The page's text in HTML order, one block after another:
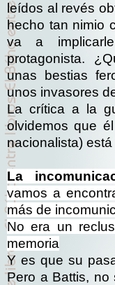
leídos al revés
hecho tan nimio
va a
protagonista.
unas bestias
unos invasores
La crítica a la
olvidemos que
nacionalista)
La
vamos a
más de
No era un
memoria
Y es que su
Pero a Battis, no